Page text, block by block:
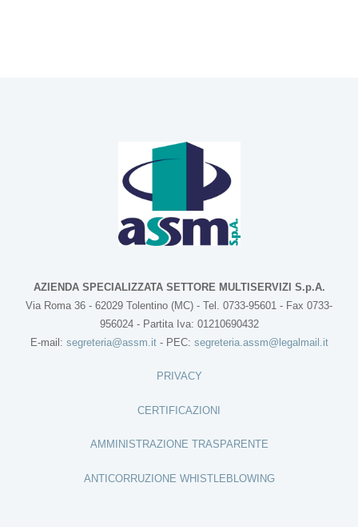
AZIENDA SPECIALIZZATA SETTORE MULTISERVIZI S.p.A.
Via Roma 36 - 62029 Tolentino (MC) - Tel. 0733-95601 - Fax 0733-
956024 - Partita Iva: 01210690432
E-mail: segreteria@assm.it- PEC: segreteria.assm@legalmail.it
PRIVACY
CERTIFICAZIONI
AMMINISTRAZIONE TRASPARENTE
ANTICORRUZIONE WHISTLEBLOWING